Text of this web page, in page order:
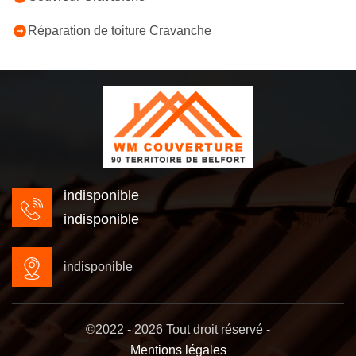
Réparation de toiture Cravanche
indisponible
indisponible
indisponible
©2022 - 2026 Tout droit réservé -
Mentions légales